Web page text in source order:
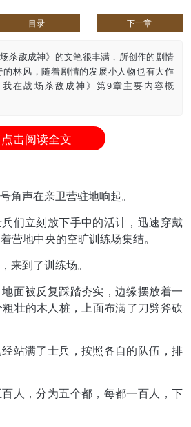
目录 下一章
杀敌成神》的文笔很丰满，所创作的剧情
林风，随着剧情的发展小人物也有大作
在战场杀敌成神》第9章主要内容概
点击阅读全文
角声在亲卫营驻地响起。
们立刻放下手中的活计，迅速穿戴
营地中央的空旷训练场集结。
来到了训练场。
面被反复踩踏夯实，边缘摆放着一
壮的木人桩，上面布满了刀劈斧砍
站满了士兵，按照各自的队伍，排
人，分为五个都，每都一百人，下